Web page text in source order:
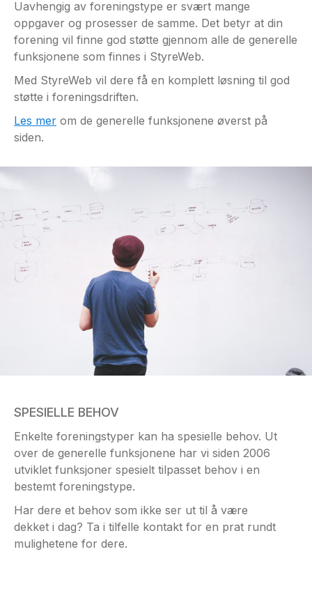
Uavhengig av foreningstype er svært mange
oppgaver og prosesser de samme. Det betyr at din
forening vil finne god støtte gjennom alle de generelle
funksjonene som finnes i StyreWeb.
Med StyreWeb vil dere få en komplett løsning til god
støtte i foreningsdriften.
Les mer om de generelle funksjonene øverst på
siden.
SPESIELLE BEHOV
Enkelte foreningstyper kan ha spesielle behov. Ut
over de generelle funksjonene har vi siden 2006
utviklet funksjoner spesielt tilpasset behov i en
bestemt foreningstype.
Har dere et behov som ikke ser ut til å være
dekket i dag? Ta i tilfelle kontakt for en prat rundt
mulighetene for dere.